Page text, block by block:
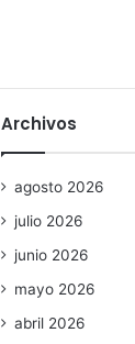
Archivos
agosto 2026
julio 2026
junio 2026
mayo 2026
abril 2026